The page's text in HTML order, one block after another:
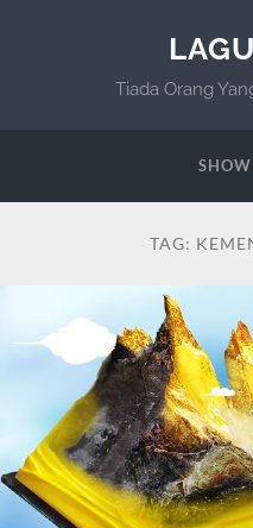
Tiada Orang
TAG: